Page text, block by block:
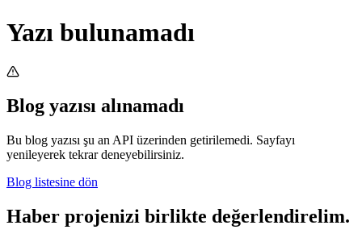
Yazı bulunamadı
Blog yazısı alınamadı
Bu blog yazısı şu an API üzerinden getirilemedi. Sayfayı
yenileyerek tekrar deneyebilirsiniz.
Blog listesine dön
Haber projenizi birlikte değerlendirelim.